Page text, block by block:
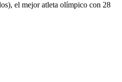
el mejor atleta olímpico con 28